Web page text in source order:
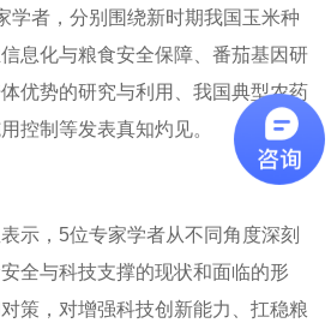
学者，分别围绕新时期我国玉米种
息化与粮食安全保障、番茄基因研
优势的研究与利用、我国典型农药
控制等发表真知灼见。
示， 5位专家学者从不同角度深刻
全与科技支撑的现状和面临的形
策，对增强科技创新能力、扛稳粮